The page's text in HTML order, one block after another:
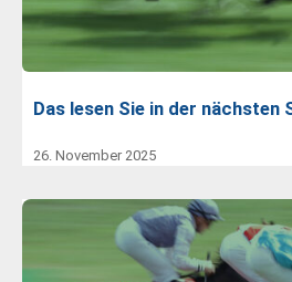
Das lesen Sie in der nächsten
26. November 2025